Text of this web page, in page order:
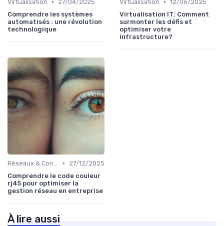
Virtualisation
27/04/2025
Comprendre les systèmes
automatisés : une révolution
technologique
Virtualisation
12/06/2025
Virtualisation IT: Comment
surmonter les défis et
optimiser votre
infrastructure?
Réseaux & Connectivité •
27/12/2025
Comprendre le code couleur
rj45 pour optimiser la
gestion réseau en entreprise
À lire aussi